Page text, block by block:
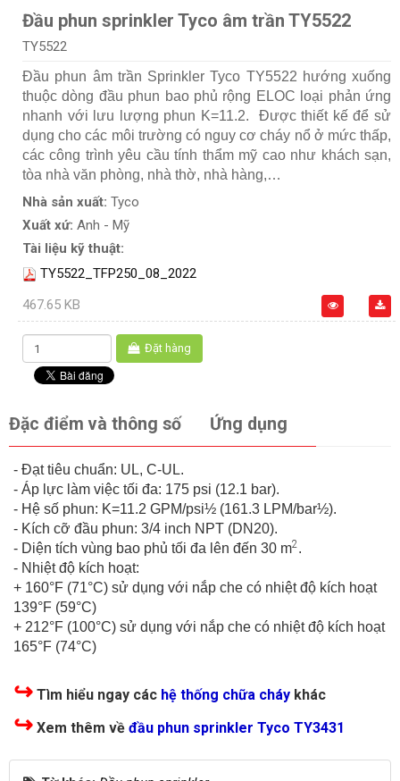
Đầu phun sprinkler Tyco âm trần TY5522
TY5522
Đầu phun âm trần Sprinkler Tyco TY5522 hướng xuống
thuộc dòng đầu phun bao phủ rộng ELOC loại phản ứng
nhanh với lưu lượng phun K=11.2. Được thiết kế để sử
dụng cho các môi trường có nguy cơ cháy nổ ở mức thấp,
các công trình yêu cầu tính thẩm mỹ cao như khách sạn,
tòa nhà văn phòng, nhà thờ, nhà hàng,…
Nhà sản xuất: Tyco
Xuất xứ: Anh - Mỹ
Tài liệu kỹ thuật:
TY5522_TFP250_08_2022
467.65 KB
Đặt hàng
Đặc điểm và thông số Ứng dụng
- Đạt tiêu chuẩn: UL, C-UL.
- Áp lực làm việc tối đa: 175 psi (12.1 bar).
- Hệ số phun: K=11.2 GPM/psi½ (161.3 LPM/bar½).
- Kích cỡ đầu phun: 3/4 inch NPT (DN20).
- Diện tích vùng bao phủ tối đa lên đến 30 m2.
- Nhiệt độ kích hoạt:
+ 160°F (71°C) sử dụng với nắp che có nhiệt độ kích hoạt
139°F (59°C)
+ 212°F (100°C) sử dụng với nắp che có nhiệt độ kích hoạt
165°F (74°C)
↪ Tìm hiểu ngay các hệ thống chữa cháy khác
↪ Xem thêm về đầu phun sprinkler Tyco TY3431